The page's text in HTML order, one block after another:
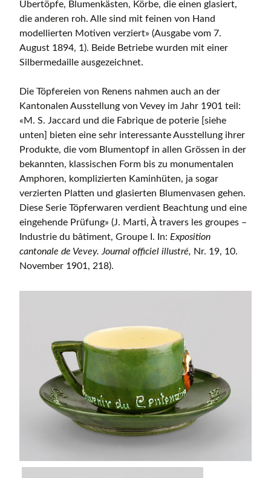
Übertöpfe, Blumenkästen, Körbe, die einen glasiert,
die anderen roh. Alle sind mit feinen von Hand
modellierten Motiven verziert» (Ausgabe vom 7.
August 1894, 1). Beide Betriebe wurden mit einer
Silbermedaille ausgezeichnet.
Die Töpfereien von Renens nahmen auch an der
Kantonalen Ausstellung von Vevey im Jahr 1901 teil:
«M. S. Jaccard und die Fabrique de poterie [siehe
unten] bieten eine sehr interessante Ausstellung ihrer
Produkte, die vom Blumentopf in allen Grössen in der
bekannten, klassischen Form bis zu monumentalen
Amphoren, komplizierten Kaminhüten, ja sogar
verzierten Platten und glasierten Blumenvasen gehen.
Diese Serie Töpferwaren verdient Beachtung und eine
eingehende Prüfung» (J. Marti, À travers les groupes –
Industrie du bâtiment, Groupe I. In: Exposition
cantonale de Vevey. Journal officiel illustré, Nr. 19, 10.
November 1901, 218).